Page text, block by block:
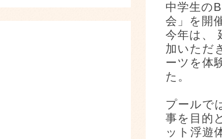
中学生の
会」を開
今年は、
加いただ
ーツを体
た。
プールで
事を目的
ット浮遊